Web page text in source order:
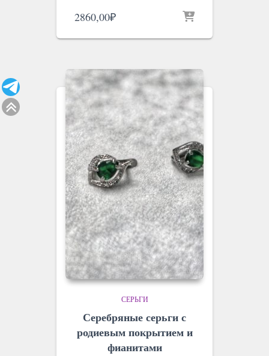
2860,00₽
СЕРЬГИ
Серебряные серьги с
родиевым покрытием и
фианитами